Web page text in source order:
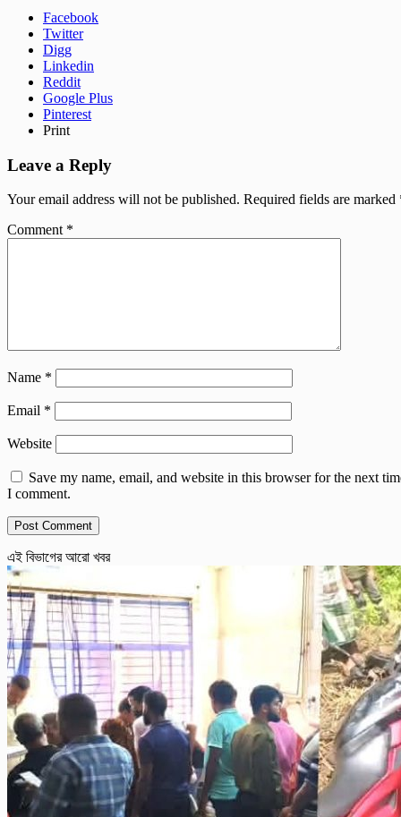
Facebook
Twitter
Digg
Linkedin
Reddit
Google Plus
Pinterest
Print
Leave a Reply
Your email address will not be published. Required fields are marked
Comment *
Name *
Email *
Website
Save my name, email, and website in this browser for the next
I comment.
এই বিভাগের আরো খবর